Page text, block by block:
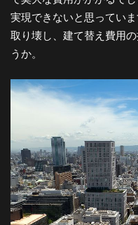
実現できないと思ってい
取り壊し、建て替え費用
うか。